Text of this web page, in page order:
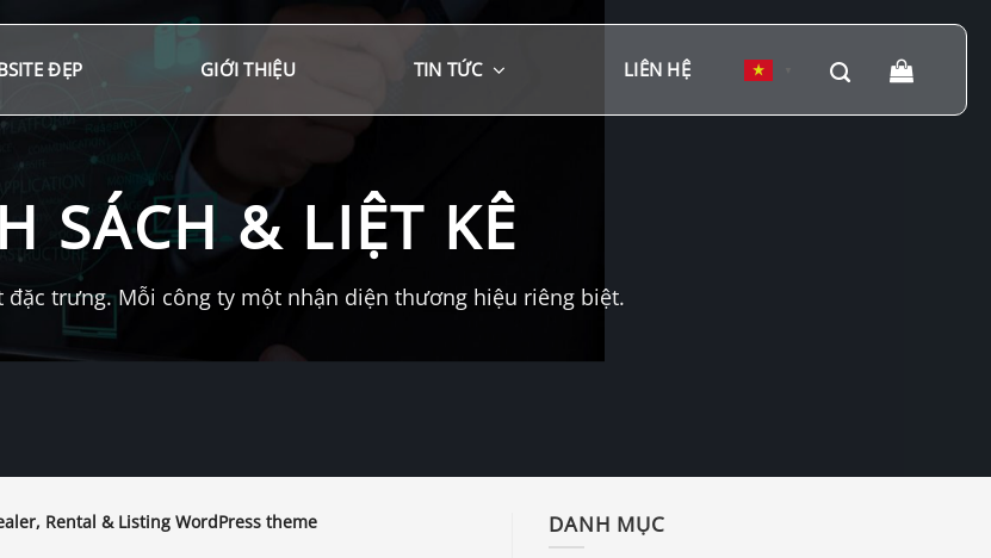
ĐẸP GIỚI THIỆU TIN TỨC LIÊN HỆ
SÁCH & LIỆT KÊ
đặc trưng. Mỗi công ty một nhận diện thương hiệu riêng biệt.
Rental & Listing WordPress theme DANH MỤC